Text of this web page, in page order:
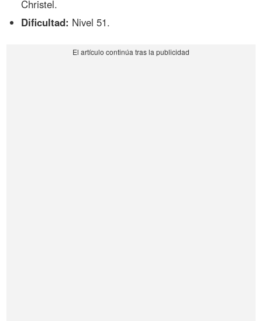
Christel.
Dificultad: Nivel 51.